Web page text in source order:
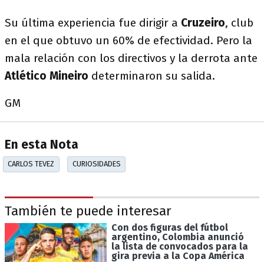
Su última experiencia fue dirigir a Cruzeiro, club
en el que obtuvo un 60% de efectividad. Pero la
mala relación con los directivos y la derrota ante
Atlético Mineiro determinaron su salida.
GM
En esta Nota
CARLOS TEVEZ CURIOSIDADES
También te puede interesar
Con dos figuras del fútbol
argentino, Colombia anunció
la lista de convocados para la
gira previa a la Copa América